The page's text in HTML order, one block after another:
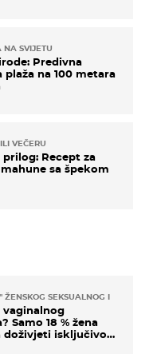
SEKSUALNOG ISKUSTVA
vaginalnog
Samo 18 % žena
doživjeti isključivo
SVIJETU
Predivna
plaža na 100 metara
VEČERU
prilog: Recept za
sa špekom